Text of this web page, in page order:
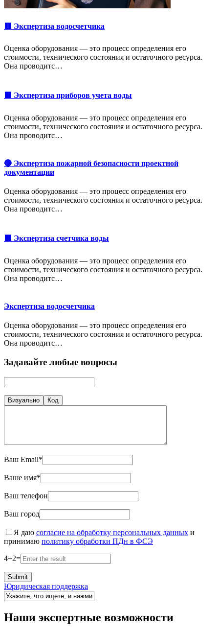
🟥 Экспертиза водосчетчика
Оценка оборудования — это процесс определения его
стоимости, технического состояния и остаточного ресурса.
Она проводитс…
🟩 Экспертиза приборов учета воды
Оценка оборудования — это процесс определения его
стоимости, технического состояния и остаточного ресурса.
Она проводитс…
🔴 Экспертиза пожарной безопасности проектной
документации
Оценка оборудования — это процесс определения его
стоимости, технического состояния и остаточного ресурса.
Она проводитс…
🟩 Экспертиза счетчика воды
Оценка оборудования — это процесс определения его
стоимости, технического состояния и остаточного ресурса.
Она проводитс…
Экспертиза водосчетчика
Оценка оборудования — это процесс определения его
стоимости, технического состояния и остаточного ресурса.
Она проводитс…
Задавайте любые вопросы
Визуально Код
Ваш Email*
Ваше имя*
Ваш телефон
Ваш город
Я даю согласие на обработку персональных данных и
принимаю политику обработки ПДн в ФСЭ
4+2=
Юридическая поддержка
Наши экспертные возможности